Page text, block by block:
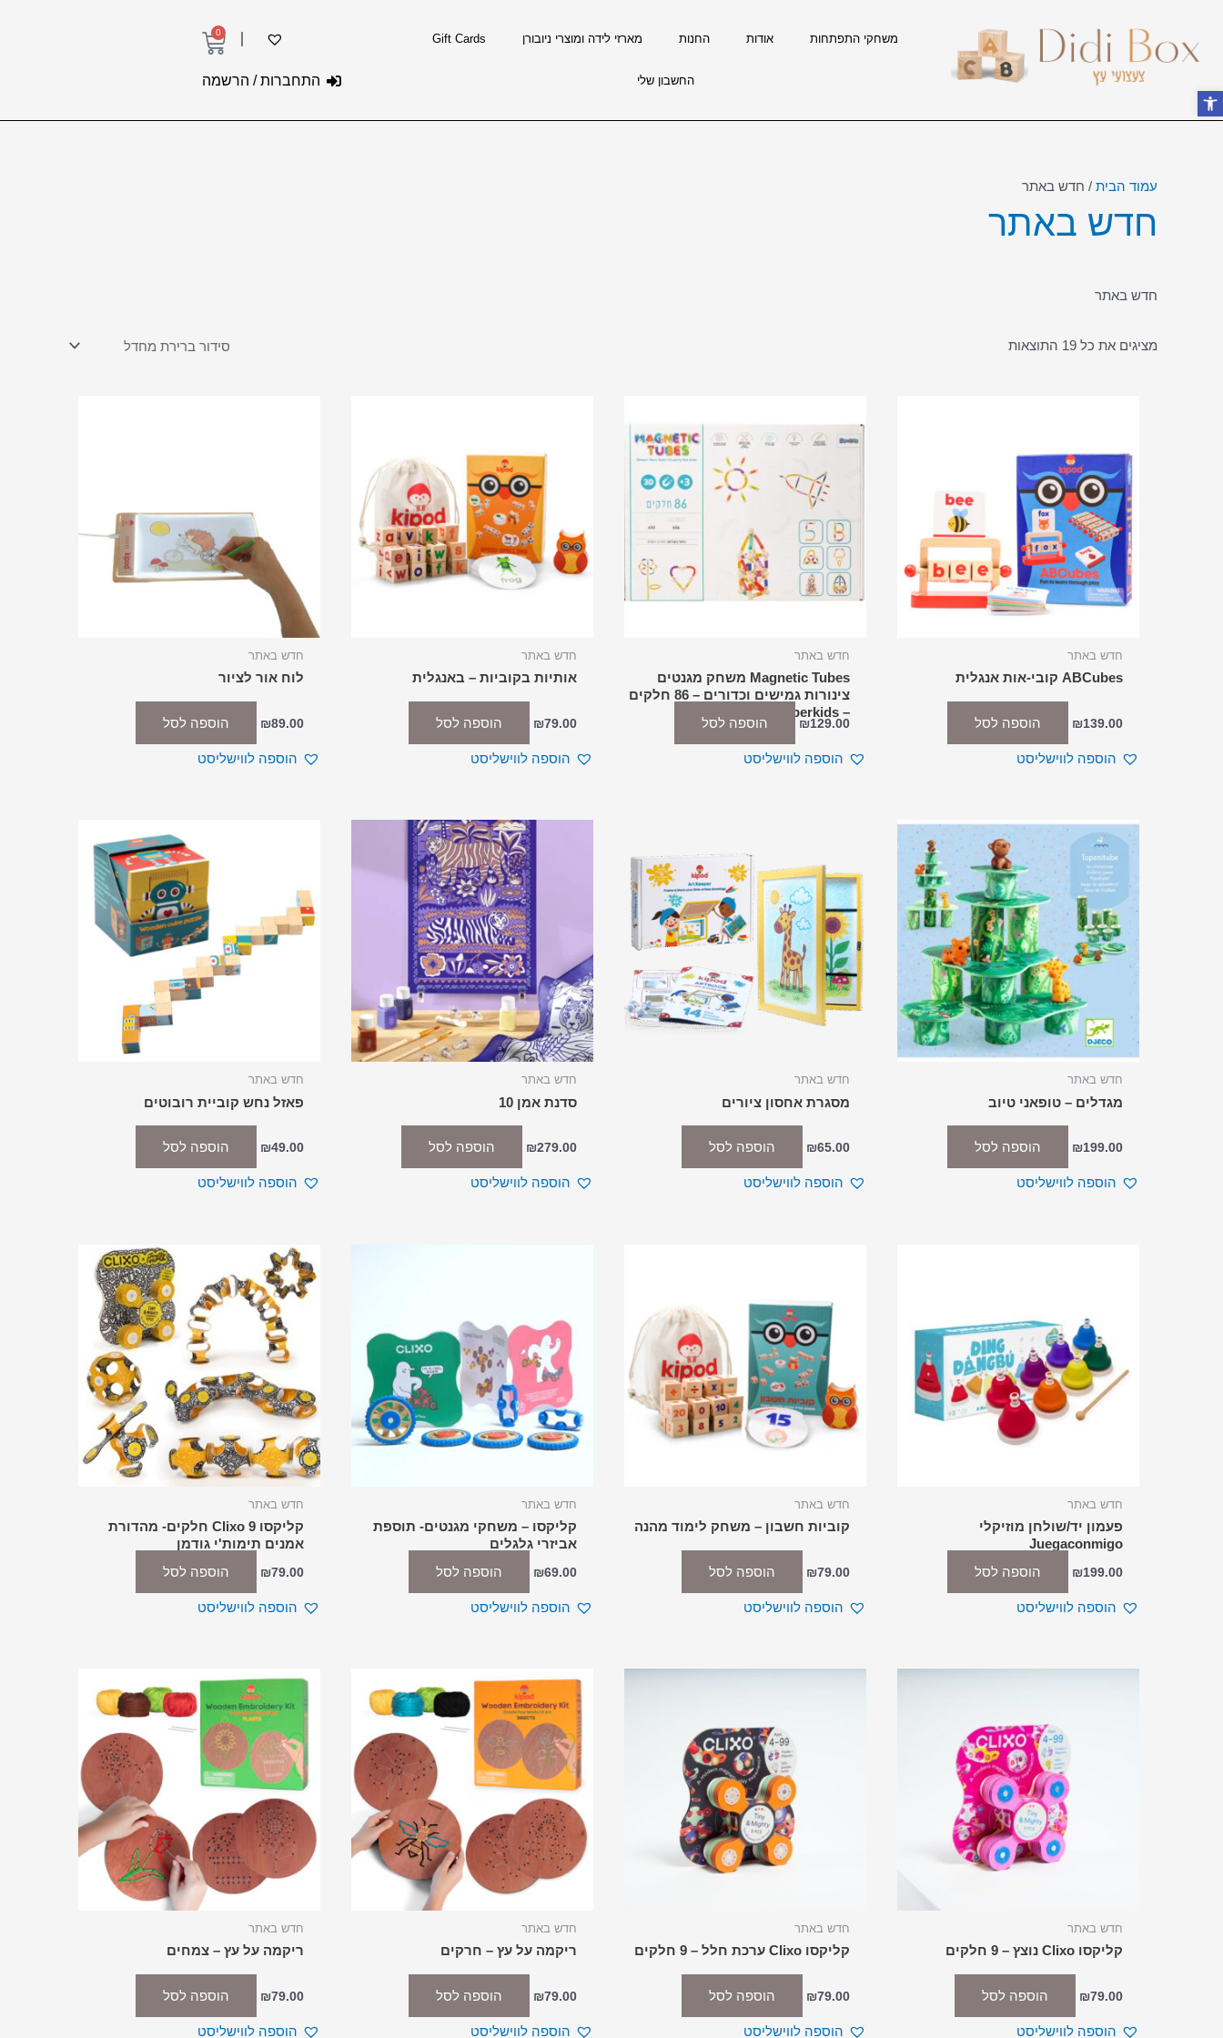
משחקי התפתחות אודות החנות מארזי לידה ומוצרי ניובורן Gift Cards
החשבון שלי התחברות / הרשמה
0
עגלת
עמוד הבית / חדש באתר
חדש באתר
חדש באתר
מציגים את כל ⁦19⁩ התוצאות
חדש באתר
ABCubes קובי-אות אנגלית
₪139.00 הוספה לסל
הוספה לווישליסט
חדש באתר
Magnetic Tubes משחק מגנטים
צינורות גמישים וכדורים – 86 חלקים
– Superkids
₪129.00 הוספה לסל
הוספה לווישליסט
חדש באתר
אותיות בקוביות – באנגלית
₪79.00 הוספה לסל
הוספה לווישליסט
חדש באתר
לוח אור לציור
₪89.00 הוספה לסל
הוספה לווישליסט
חדש באתר
מגדלים – טופאני טיוב
₪199.00 הוספה לסל
הוספה לווישליסט
חדש באתר
מסגרת אחסון ציורים
₪65.00 הוספה לסל
הוספה לווישליסט
חדש באתר
סדנת אמן 10
₪279.00 הוספה לסל
הוספה לווישליסט
חדש באתר
פאזל נחש קוביית רובוטים
₪49.00 הוספה לסל
הוספה לווישליסט
חדש באתר
פעמון יד/שולחן מוזיקלי
Juegaconmigo
₪199.00 הוספה לסל
הוספה לווישליסט
חדש באתר
קוביות חשבון – משחק לימוד מהנה
₪79.00 הוספה לסל
הוספה לווישליסט
חדש באתר
קליקסו – משחקי מגנטים- תוספת
אביזרי גלגלים
₪69.00 הוספה לסל
הוספה לווישליסט
חדש באתר
קליקסו Clixo 9 חלקים- מהדורת
אמנים תימות'י גודמן
₪79.00 הוספה לסל
הוספה לווישליסט
חדש באתר
קליקסו Clixo נוצץ – 9 חלקים
₪79.00 הוספה לסל
הוספה לווישליסט
חדש באתר
קליקסו Clixo ערכת חלל – 9 חלקים
₪79.00 הוספה לסל
הוספה לווישליסט
חדש באתר
ריקמה על עץ – חרקים
₪79.00 הוספה לסל
הוספה לווישליסט
חדש באתר
ריקמה על עץ – צמחים
₪79.00 הוספה לסל
הוספה לווישליסט
פתח סרגל נגישות